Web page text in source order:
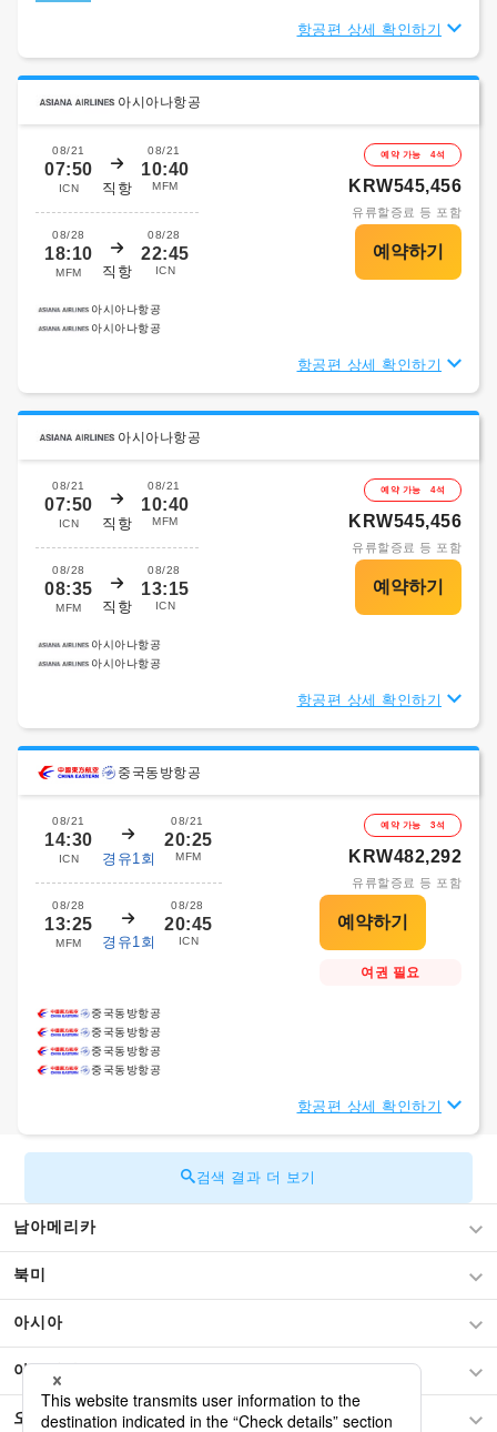
항공편 상세 확인하기
아시아나항공
08/21
07:50
ICN 직항
08/21
10:40
MFM
08/28
18:10
MFM 직항
08/28
22:45
ICN
예약 가능 4석
KRW545,456
유류할증료 등 포함
아시아나항공
아시아나항공
항공편 상세 확인하기
아시아나항공
08/21
07:50
ICN 직항
08/21
10:40
MFM
08/28
08:35
MFM 직항
08/28
13:15
ICN
예약 가능 4석
KRW545,456
유류할증료 등 포함
아시아나항공
아시아나항공
항공편 상세 확인하기
중국동방항공
08/21
14:30
ICN 경유1회
08/21
20:25
MFM
08/28
13:25
MFM 경유1회
08/28
20:45
ICN
예약 가능 3석
KRW482,292
유류할증료 등 포함
여권 필요
중국동방항공
중국동방항공
중국동방항공
중국동방항공
항공편 상세 확인하기
검색 결과 더 보기
남아메리카
북미
아시아
아프리카
오세아니아